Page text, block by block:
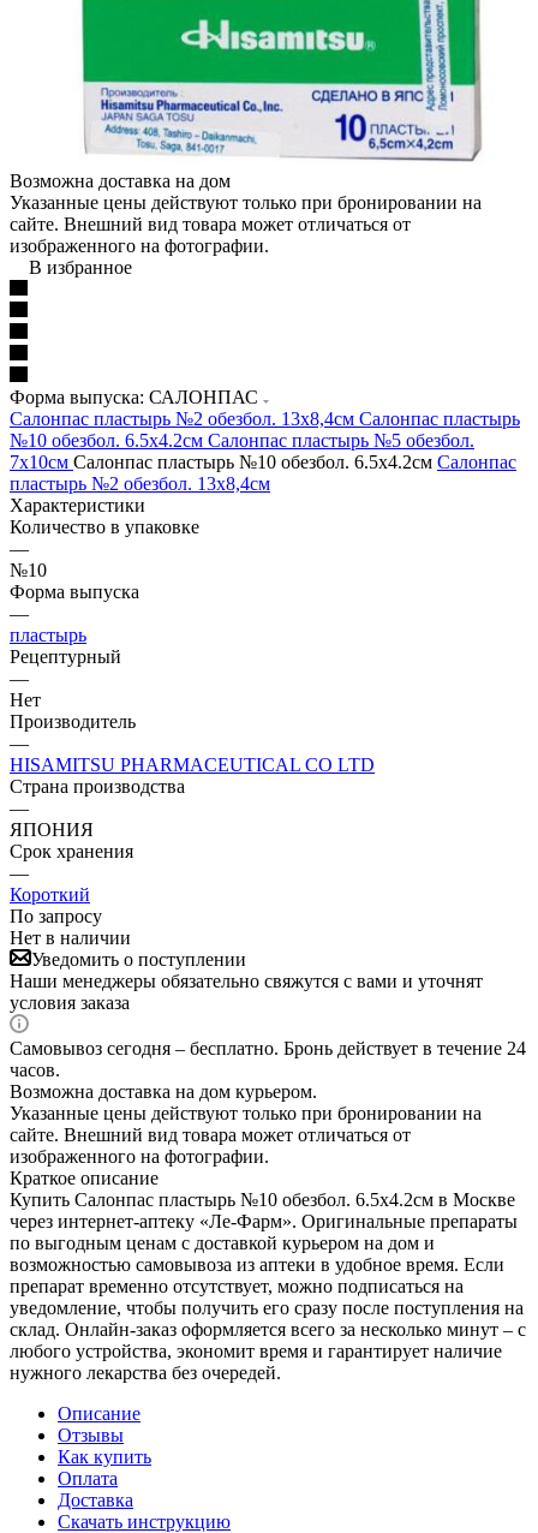
Возможна доставка на дом
Указанные цены действуют только при бронировании на
сайте. Внешний вид товара может отличаться от
изображенного на фотографии.
В избранное
Форма выпуска: САЛОНПАС
Салонпас пластырь №2 обезбол. 13x8,4см Салонпас пластырь
№10 обезбол. 6.5x4.2см Салонпас пластырь №5 обезбол.
7x10см Салонпас пластырь №10 обезбол. 6.5x4.2см Салонпас
пластырь №2 обезбол. 13x8,4см
Характеристики
Количество в упаковке
—
№10
Форма выпуска
—
пластырь
Рецептурный
—
Нет
Производитель
—
HISAMITSU PHARMACEUTICAL CO LTD
Страна производства
—
ЯПОНИЯ
Срок хранения
—
Короткий
По запросу
Нет в наличии
Уведомить о поступлении
Наши менеджеры обязательно свяжутся с вами и уточнят
условия заказа
Самовывоз сегодня – бесплатно. Бронь действует в течение 24
часов.
Возможна доставка на дом курьером.
Указанные цены действуют только при бронировании на
сайте. Внешний вид товара может отличаться от
изображенного на фотографии.
Краткое описание
Купить Салонпас пластырь №10 обезбол. 6.5x4.2см в Москве
через интернет-аптеку «Ле-Фарм». Оригинальные препараты
по выгодным ценам с доставкой курьером на дом и
возможностью самовывоза из аптеки в удобное время. Если
препарат временно отсутствует, можно подписаться на
уведомление, чтобы получить его сразу после поступления на
склад. Онлайн-заказ оформляется всего за несколько минут – с
любого устройства, экономит время и гарантирует наличие
нужного лекарства без очередей.
Описание
Отзывы
Как купить
Оплата
Доставка
Скачать инструкцию